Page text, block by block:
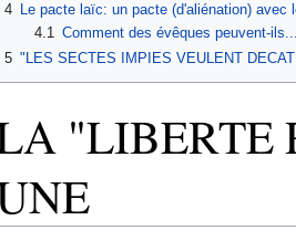
4 Le pacte laïc: un pacte (d'aliénation) avec
4.1 Comment des évêques peuvent-
5 "LES SECTES IMPIES VEULENT
"LIBERTE